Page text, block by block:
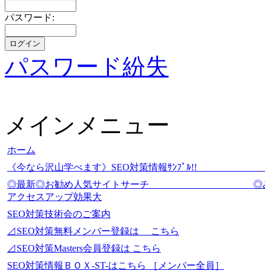
パスワード:
パスワード紛失
メインメニュー
ホーム
《今なら沢山学べます》SEO対策情報ｻﾝﾌ
◎最新◎お勧め人気サイトサ
アクセスアップ効果大
SEO対策技術会のご案内
⊿SEO対策無料メンバー登録は こちら
⊿SEO対策Masters会員登録は こちら
SEO対策情報ＢＯＸ-ST-はこちら ［メンバー全員］